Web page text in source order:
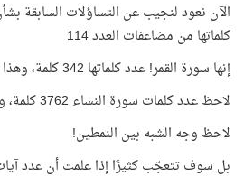
الآن نعود لنجيب عن التساؤلات السابقة
كلماتها من مضاعفات العدد 114
إنها سورة القمر!عدد كلماتها 342 كلمة، وهذا العدد = 114 × 3
لاحظ عدد كلمات سورة النساء 3762 كلمة، وهذا العدد = 114 × 33
لاحظ وجه الشبه بين النمطين!
بل سوف تتعجّب كثيرًا إذا علمت أن عدد آيات